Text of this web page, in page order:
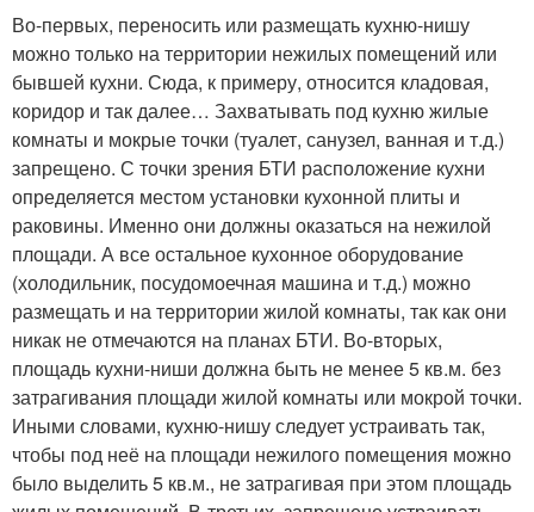
Во-первых, переносить или размещать кухню-нишу
можно только на территории нежилых помещений или
бывшей кухни. Сюда, к примеру, относится кладовая,
коридор и так далее… Захватывать под кухню жилые
комнаты и мокрые точки (туалет, санузел, ванная и т.д.)
запрещено. С точки зрения БТИ расположение кухни
определяется местом установки кухонной плиты и
раковины. Именно они должны оказаться на нежилой
площади. А все остальное кухонное оборудование
(холодильник, посудомоечная машина и т.д.) можно
размещать и на территории жилой комнаты, так как они
никак не отмечаются на планах БТИ. Во-вторых,
площадь кухни-ниши должна быть не менее 5 кв.м. без
затрагивания площади жилой комнаты или мокрой точки.
Иными словами, кухню-нишу следует устраивать так,
чтобы под неё на площади нежилого помещения можно
было выделить 5 кв.м., не затрагивая при этом площадь